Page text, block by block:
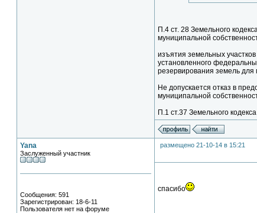
П.4 ст. 28 Земельного
муниципальной
изъятия земельных
установленного
резервирования земель
Не допускается отказ в
муниципальной
П.1 ст.37 Земельного
Yana
Заслуженный участник
Сообщения: 591
Зарегистрирован: 18-6-11
Пользователя нет на форуме
размещено 21-10-14 в 15:21
спасибо